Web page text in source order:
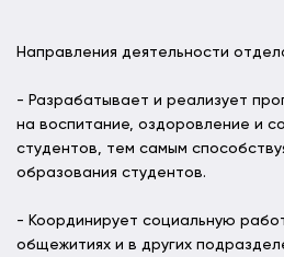
Направления деятельности
- Разрабатывает и реализует
на воспитание, оздоровление и
студентов, тем самым
образования студентов.
- Координирует социальную
общежитиях и в других